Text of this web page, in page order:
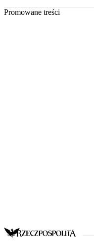
Promowane treści